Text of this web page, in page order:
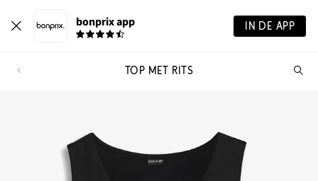
bonprix app IN DE APP
TOP MET RITS